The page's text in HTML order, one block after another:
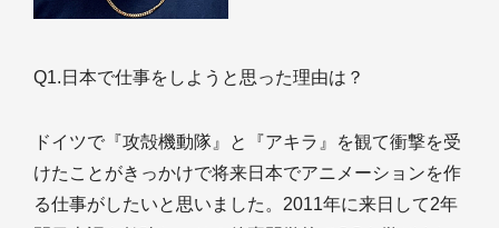
Q1.日本で仕事をしようと思った理由は？
ドイツで『攻殻機動隊』と『アキラ』を観て衝撃を受
けたことがきっかけで将来日本でアニメーションを作
る仕事がしたいと思いました。2011年に来日して2年